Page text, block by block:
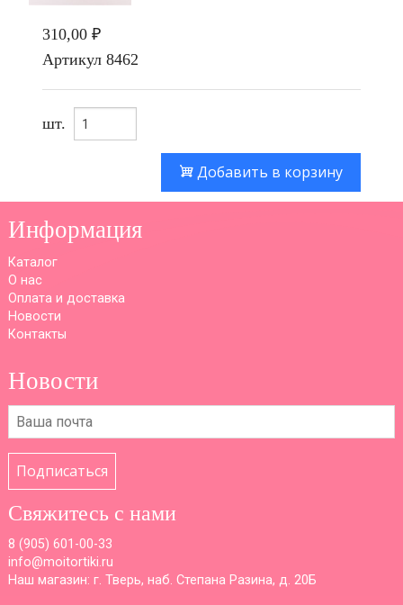
310,00 ₽
Артикул 8462
шт.
Добавить в корзину
Информация
Каталог
О нас
Оплата и доставка
Новости
Контакты
Новости
Подписаться
Свяжитесь с нами
8 (905) 601-00-33
info@moitortiki.ru
Наш магазин: г. Тверь, наб. Степана Разина, д. 20Б